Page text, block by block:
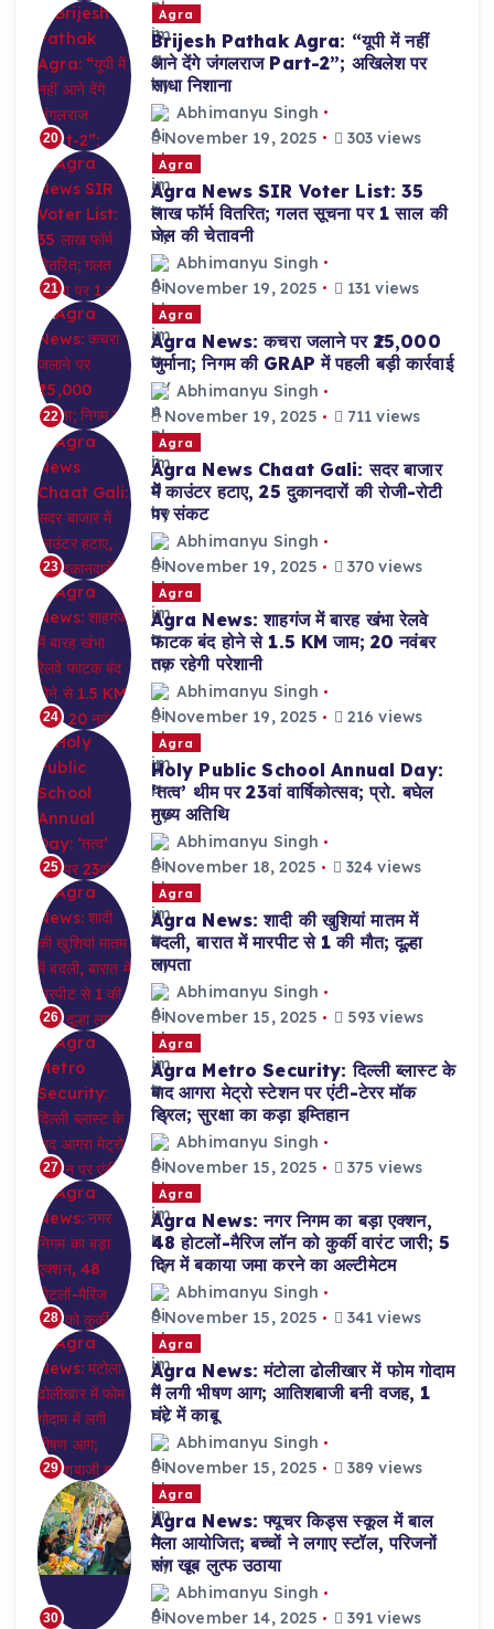
20
Agra
Brijesh Pathak Agra: “यूपी में नहीं
आने देंगे जंगलराज Part-2”; अखिलेश पर
साधा निशाना
Abhimanyu Singh
November 19, 2025
303 views
21
Agra
Agra News SIR Voter List: 35
लाख फॉर्म वितरित; गलत सूचना पर 1 साल की
जेल की चेतावनी
Abhimanyu Singh
November 19, 2025
131 views
22
Agra
Agra News: कचरा जलाने पर ₹25,000
जुर्माना; निगम की GRAP में पहली बड़ी कार्रवाई
Abhimanyu Singh
November 19, 2025
711 views
23
Agra
Agra News Chaat Gali: सदर बाजार
में काउंटर हटाए, 25 दुकानदारों की रोजी-रोटी
पर संकट
Abhimanyu Singh
November 19, 2025
370 views
24
Agra
Agra News: शाहगंज में बारह खंभा रेलवे
फाटक बंद होने से 1.5 KM जाम; 20 नवंबर
तक रहेगी परेशानी
Abhimanyu Singh
November 19, 2025
216 views
25
Agra
Holy Public School Annual Day:
‘तत्व’ थीम पर 23वां वार्षिकोत्सव; प्रो. बघेल
मुख्य अतिथि
Abhimanyu Singh
November 18, 2025
324 views
26
Agra
Agra News: शादी की खुशियां मातम में
बदली, बारात में मारपीट से 1 की मौत; दूल्हा
लापता
Abhimanyu Singh
November 15, 2025
593 views
27
Agra
Agra Metro Security: दिल्ली ब्लास्ट के
बाद आगरा मेट्रो स्टेशन पर एंटी-टेरर मॉक
ड्रिल; सुरक्षा का कड़ा इम्तिहान
Abhimanyu Singh
November 15, 2025
375 views
28
Agra
Agra News: नगर निगम का बड़ा एक्शन,
48 होटलों-मैरिज लॉन को कुर्की वारंट जारी; 5
दिन में बकाया जमा करने का अल्टीमेटम
Abhimanyu Singh
November 15, 2025
341 views
29
Agra
Agra News: मंटोला ढोलीखार में फोम गोदाम
में लगी भीषण आग; आतिशबाजी बनी वजह, 1
घंटे में काबू
Abhimanyu Singh
November 15, 2025
389 views
30
Agra
Agra News: फ्यूचर किड्स स्कूल में बाल
मेला आयोजित; बच्चों ने लगाए स्टॉल, परिजनों
संग खूब लुत्फ उठाया
Abhimanyu Singh
November 14, 2025
391 views